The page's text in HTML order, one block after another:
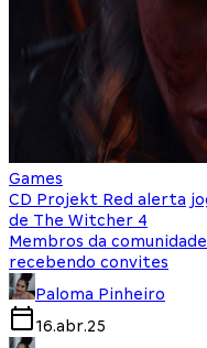
Games
CD Projekt Red alerta
de The Witcher 4
Membros da
recebendo convites
Paloma Pinheiro
16.abr.25